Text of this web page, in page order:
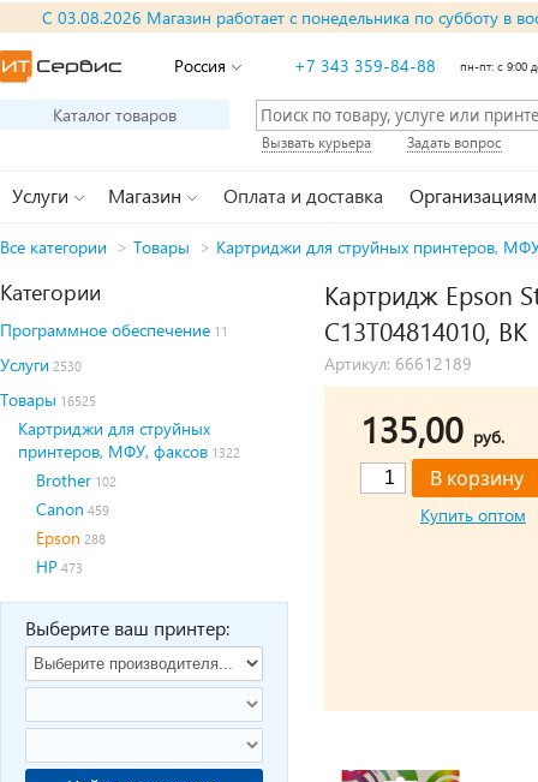
С 03.08.2026 Магазин работает с понедельника по субботу в
Россия +7 343 359-84-88 пн-пт: с 9:00
Каталог товаров
Вызвать курьера Задать вопрос
Услуги Магазин Оплата и доставка Организациям
Все категории > Товары > Картриджи для струйных принтеров,
Категории
Программное обеспечение 11
Услуги 2530
Товары 16525
Картриджи для струйных
принтеров, МФУ, факсов 1322
Brother 102
Canon 459
Epson 288
HP 473
Выберите ваш принтер:
Картридж Epson
C13T04814010, BK
Артикул: 66612189
135,00 руб.
Купить оптом